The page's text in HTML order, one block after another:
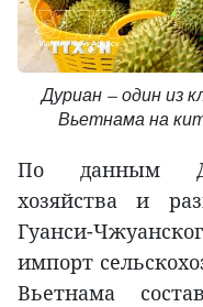
Дуриан — один из
Вьетнама на
По данным
хозяйства и
Гуанси-
импорт
Вьетнама